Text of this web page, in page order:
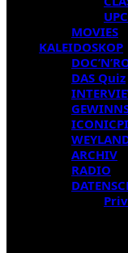
MOVIES
KALEIDOSKOP
DAS Quiz
ARCHIV
RADIO